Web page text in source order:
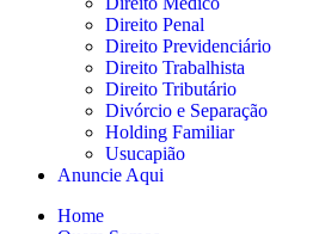
Direito Penal
Direito Previdenciário
Direito Trabalhista
Direito Tributário
Divórcio e Separação
Holding Familiar
Usucapião
Anuncie Aqui
Home